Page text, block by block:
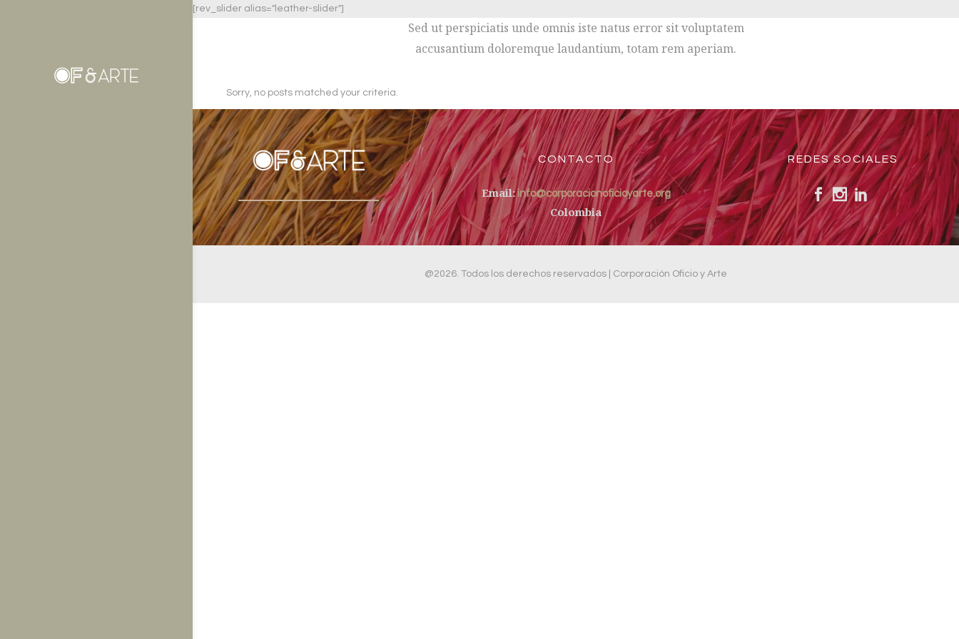
[rev_slider alias="leather-slider"]
Sed ut perspiciatis unde omnis iste natus error sit voluptatem
accusantium doloremque laudantium, totam rem aperiam.
Sorry, no posts matched your criteria.
CONTACTO
Email:info@corporacionoficioyarte.org
Colombia
REDES SOCIALES
@2026. Todos los derechos reservados | Corporación Oficio y Arte